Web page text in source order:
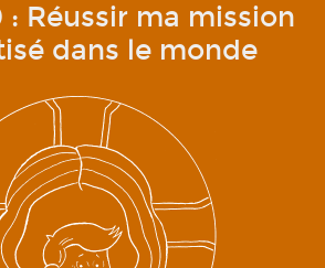
?
: Réussir ma mission
dans le monde